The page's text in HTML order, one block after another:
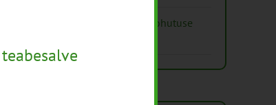
Mida näitavad toiduohutuse